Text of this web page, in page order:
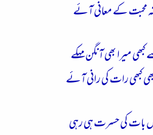
محبت کے معانی آئے
میرا بھی آنگن مہکے
کبھی رات کی رانی آئے
اس بات کی حسرت ہی رہی